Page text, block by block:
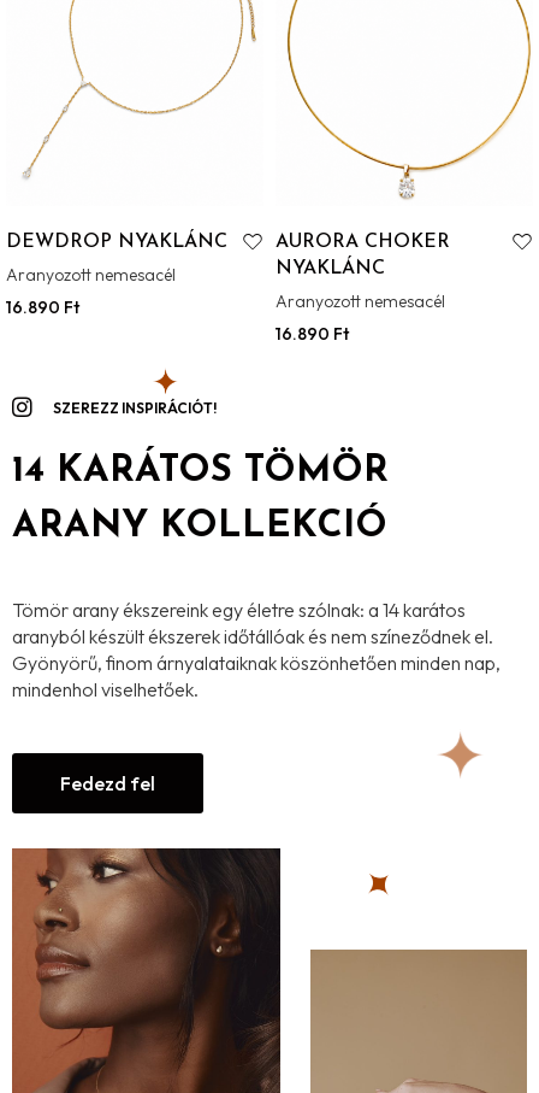
DEWDROP NYAKLÁNC
Aranyozott nemesacél
16.890 Ft
AURORA CHOKER
NYAKLÁNC
Aranyozott nemesacél
16.890 Ft
SZEREZZ INSPIRÁCIÓT!
14 KARÁTOS TÖMÖR
ARANY KOLLEKCIÓ
Tömör arany ékszereink egy életre szólnak: a 14 karátos
aranyból készült ékszerek időtállóak és nem színeződnek el.
Gyönyörű, finom árnyalataiknak köszönhetően minden nap,
mindenhol viselhetőek.
Fedezd fel